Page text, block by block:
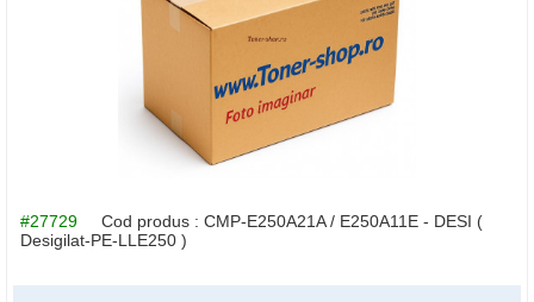
#27729 Cod produs : CMP-E250A21A / E250A11E - DESI (
Desigilat-PE-LLE250 )